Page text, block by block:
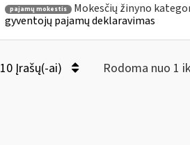
pajamų mokestis Mokesčių žinyno
gyventojų pajamų deklaravimas
10 Įrašų(-ai) Rodoma nuo 1